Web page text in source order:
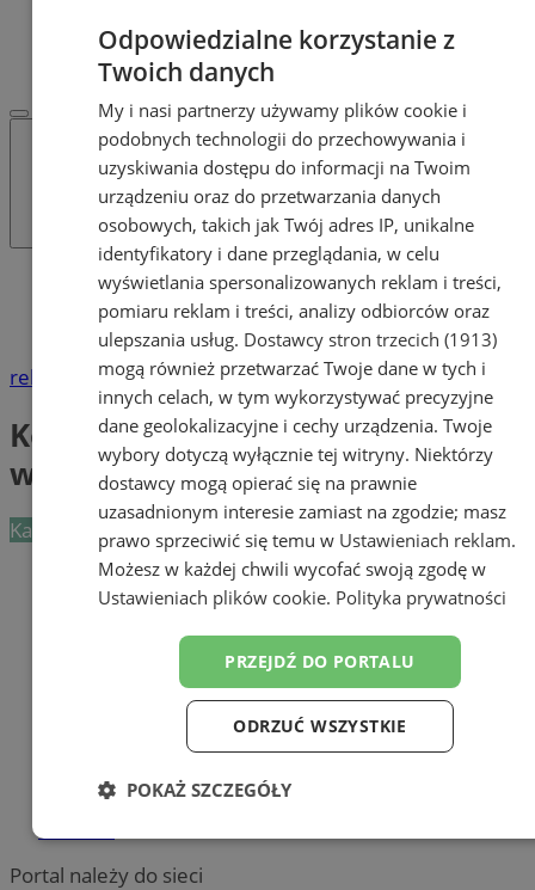
REKLAMA
WSPÓŁPRACA
Katalog firm
Finanse, Prawo, Ubezpieczenia
Komornicy, Windykacja wierzytelności
reklama
Komornicy, Windykacja
wierzytelności
Kategoria nie zawiera żadnych prezentacji firm.
Dodaj firmę
Tworzenie stron www - Orzesze
reklama
reklama
Portal należy do sieci
Odpowiedzialne korzystanie z
Twoich danych
My i nasi partnerzy używamy plików cookie i
podobnych technologii do przechowywania i
uzyskiwania dostępu do informacji na Twoim
urządzeniu oraz do przetwarzania danych
osobowych, takich jak Twój adres IP, unikalne
identyfikatory i dane przeglądania, w celu
wyświetlania spersonalizowanych reklam i treści,
pomiaru reklam i treści, analizy odbiorców oraz
ulepszania usług. Dostawcy stron trzecich (1913)
mogą również przetwarzać Twoje dane w tych i
innych celach, w tym wykorzystywać precyzyjne
dane geolokalizacyjne i cechy urządzenia. Twoje
wybory dotyczą wyłącznie tej witryny. Niektórzy
dostawcy mogą opierać się na prawnie
uzasadnionym interesie zamiast na zgodzie; masz
prawo sprzeciwić się temu w Ustawieniach reklam.
Możesz w każdej chwili wycofać swoją zgodę w
Ustawieniach plików cookie. Polityka prywatności
PRZEJDŹ DO PORTALU
ODRZUĆ WSZYSTKIE
POKAŻ SZCZEGÓŁY
Niezbędne Wydajność Targetowanie